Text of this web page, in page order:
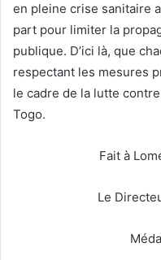
en pleine crise sanitaire
part pour limiter la
publique. D’ici là, que
respectant les mesures
le cadre de la lutte
Togo.
Fait à
Le